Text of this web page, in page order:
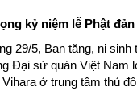
kỷ niệm lễ Phật đản
29/5, Ban tăng, ni sinh
Đại sứ quán Việt Nam
ở trung tâm thủ